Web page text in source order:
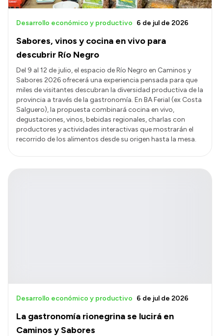
Sabores, vinos y cocina en vivo para
descubrir Río Negro
Desarrollo económico y productivo 6 de jul de 2026
Del 9 al 12 de julio, el espacio de Río Negro en Caminos y
Sabores 2026 ofrecerá una experiencia pensada para que
miles de visitantes descubran la diversidad productiva de la
provincia a través de la gastronomía. En BA Ferial (ex Costa
Salguero), la propuesta combinará cocina en vivo,
degustaciones, vinos, bebidas regionales, charlas con
productores y actividades interactivas que mostrarán el
recorrido de los alimentos desde su origen hasta la mesa.
La gastronomía rionegrina se lucirá en
Caminos y Sabores
Desarrollo económico y productivo 6 de jul de 2026